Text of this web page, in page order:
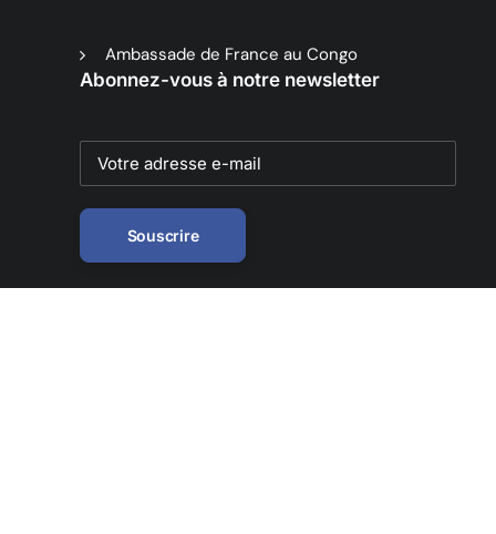
Ambassade de France au Congo
Abonnez-vous à notre newsletter